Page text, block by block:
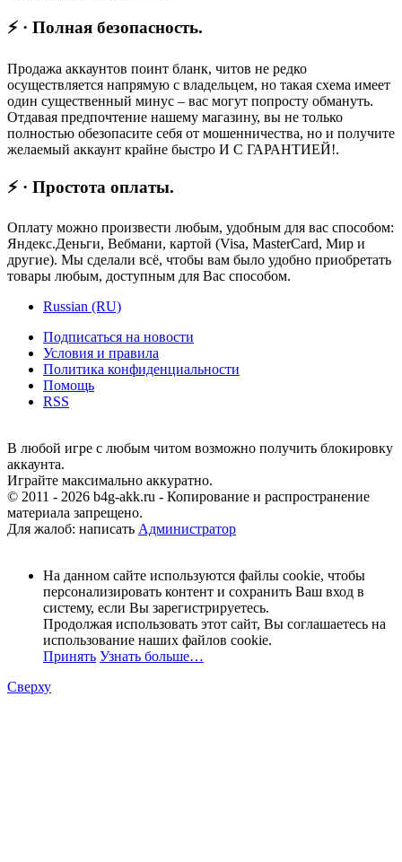
⚡ · Полная безопасность.
Продажа аккаунтов поинт бланк, читов не редко
осуществляется напрямую с владельцем, но такая схема имеет
один существенный минус – вас могут попросту обмануть.
Отдавая предпочтение нашему магазину, вы не только
полностью обезопасите себя от мошенничества, но и получите
желаемый аккаунт крайне быстро И С ГАРАНТИЕЙ!.
⚡ · Простота оплаты.
Оплату можно произвести любым, удобным для вас способом:
Яндекс.Деньги, Вебмани, картой (Visa, MasterCard, Мир и
другие). Мы сделали всё, чтобы вам было удобно приобретать
товары любым, доступным для Вас способом.
Russian (RU)
Подписаться на новости
Условия и правила
Политика конфиденциальности
Помощь
RSS
В любой игре с любым читом возможно получить блокировку
аккаунта.
Играйте максимально аккуратно.
© 2011 - 2026 b4g-akk.ru - Копирование и распространение
материала запрещено.
Для жалоб: написать Администратор
На данном сайте используются файлы cookie, чтобы
персонализировать контент и сохранить Ваш вход в
систему, если Вы зарегистрируетесь.
Продолжая использовать этот сайт, Вы соглашаетесь на
использование наших файлов cookie.
Принять Узнать больше…
Сверху